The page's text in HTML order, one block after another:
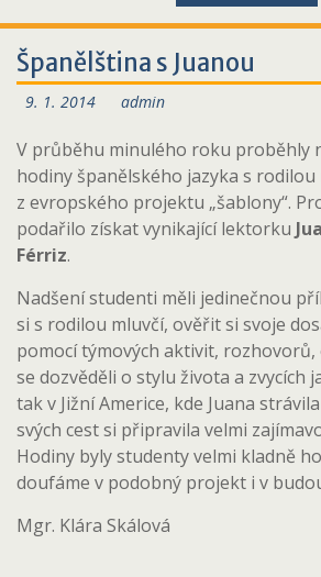
Španělština s Juanou
9. 1. 2014 admin
V průběhu minulého roku proběhly
hodiny španělského jazyka s
z evropského projektu „šablony“.
podařilo získat vynikající lektorku
Férriz.
Nadšení studenti měli jedinečnou
si s rodilou mluvčí, ověřit si svoje
pomocí týmových aktivit, rozhovorů,
se dozvěděli o stylu života a zvycích
tak v Jižní Americe, kde Juana
svých cest si připravila velmi
Hodiny byly studenty velmi kladně
doufáme v podobný projekt i v
Mgr. Klára Skálová